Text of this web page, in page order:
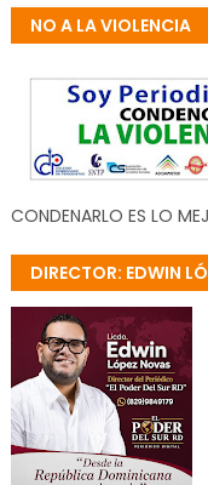
NO A LA VIOLENCIA
CONDENARLO ES LO
DIRECTOR: EDWIN